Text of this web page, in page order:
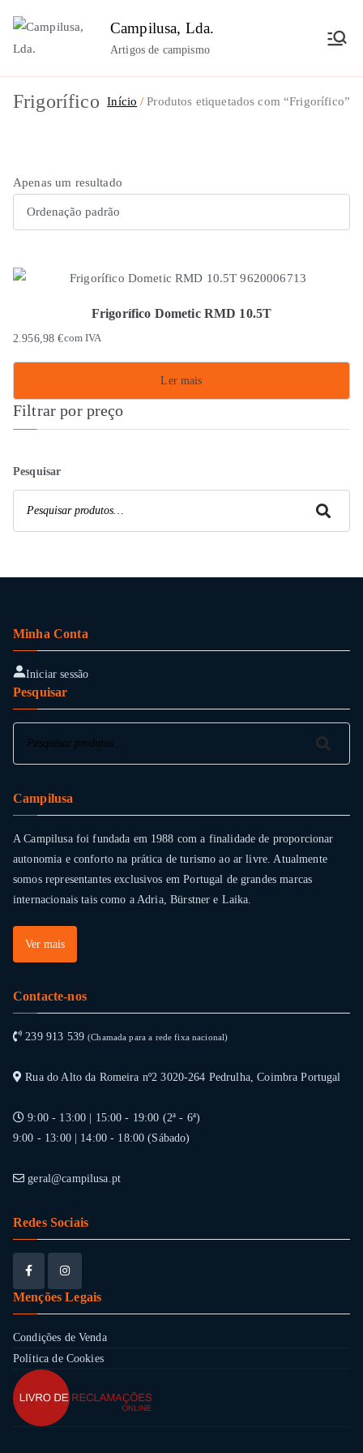
para
conteúdo
Campilusa, Lda.
Artigos de campismo
Frigorífico Início Produtos etiquetados com “Frigorífico”
Apenas um resultado
Frigorífico Dometic RMD 10.5T
2.956,98€com IVA
Ler mais
Filtrar por preço
Pesquisar
Pesquisar
Minha Conta
Iniciar sessão
Pesquisar
Pesquisar
Campilusa
A Campilusa foi fundada em 1988 com a finalidade de proporcionar
autonomia e conforto na prática de turismo ao ar livre. Atualmente
somos representantes exclusivos em Portugal de grandes marcas
internacionais tais como a Adria, Bürstner e Laika.
Ver mais
Contacte-nos
239 913 539(Chamada para a rede fixa nacional)
Rua do Alto da Romeira nº2 3020-264 Pedrulha, Coimbra Portugal
9:00 - 13:00 | 15:00 - 19:00 (2ª - 6ª)
9:00 - 13:00 | 14:00 - 18:00 (Sábado)
geral@campilusa.pt
Redes Sociais
Menções Legais
Condições de Venda
Política de Cookies